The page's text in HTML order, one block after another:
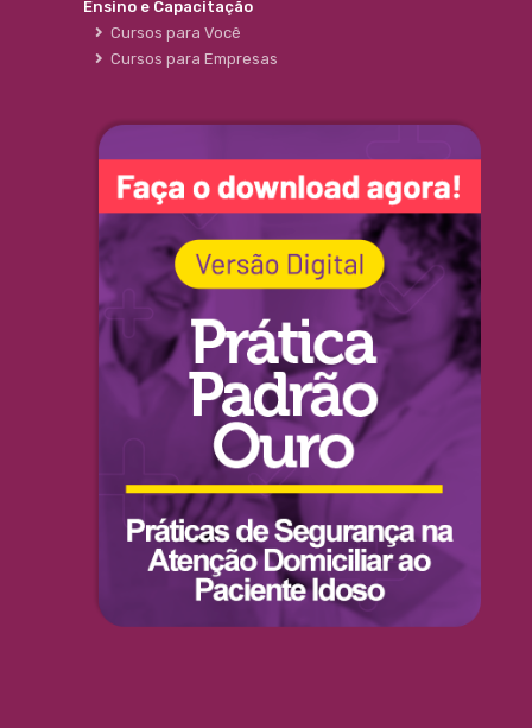
Ensino e Capacitação
Cursos para Você
Cursos para Empresas